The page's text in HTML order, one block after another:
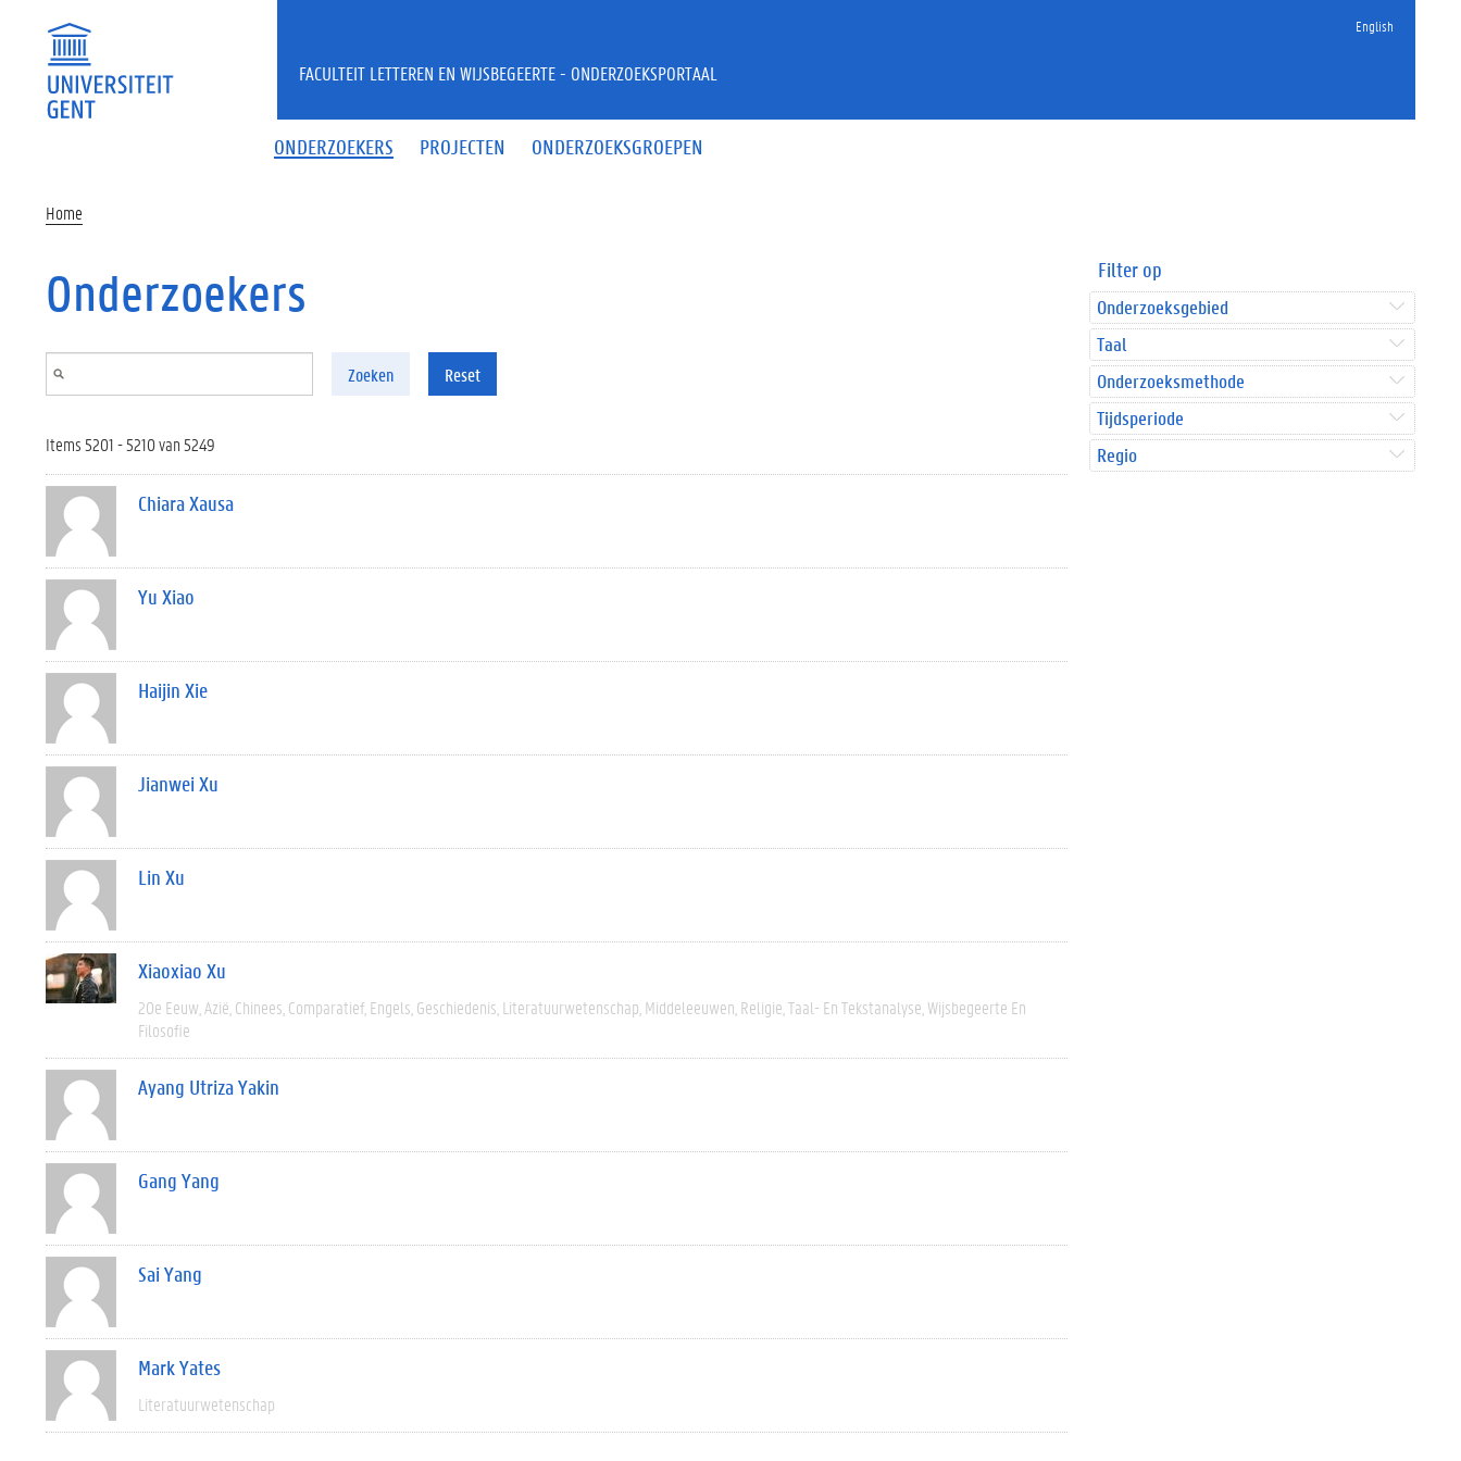
English
ONDERZOEKERS PROJECTEN ONDERZOEKSGROEPEN
FACULTEIT LETTEREN EN WIJSBEGEERTE - ONDERZOEKSPORTAAL
Home
Onderzoekers
Zoeken Reset
Items 5201 - 5210 van 5249
Chiara Xausa
Yu Xiao
Haijin Xie
Jianwei Xu
Lin Xu
Xiaoxiao Xu
20e Eeuw Azië Chinees Comparatief Engels Geschiedenis Literatuurwetenschap Middeleeuwen Religie Taal- En Tekstanalyse Wijsbegeerte En
Filosofie
Ayang Utriza Yakin
Gang Yang
Sai Yang
Mark Yates
Literatuurwetenschap
Filter op
Onderzoeksgebied
Taal
Onderzoeksmethode
Tijdsperiode
Regio